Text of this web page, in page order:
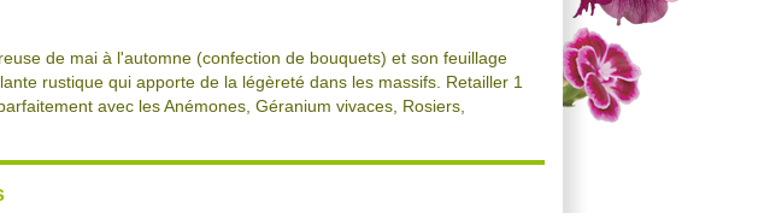
de mai à l'automne (confection de bouquets) et son feuillage
rustique qui apporte de la légèreté dans les massifs. Retailler 1
avec les Anémones, Géranium vivaces, Rosiers,